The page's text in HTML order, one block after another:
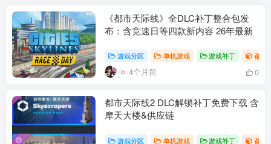
源杂烩
热度
关注
网络游戏
1681热度
关注
问题求助
869热度
关注
手机游戏
关注
《都市天际线》全DLC补丁整合包发
布：含竞速日等四款新内容 26年最新
游戏分区 单机游戏 游戏补丁 都市
4个月前 0
都市天际线2 DLC解锁补丁免费下载 含
摩天大楼&供应链
游戏分区 单机游戏 游戏补丁 都市